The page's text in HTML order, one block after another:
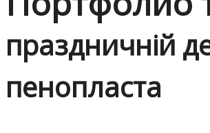
праздничній
пенопласта